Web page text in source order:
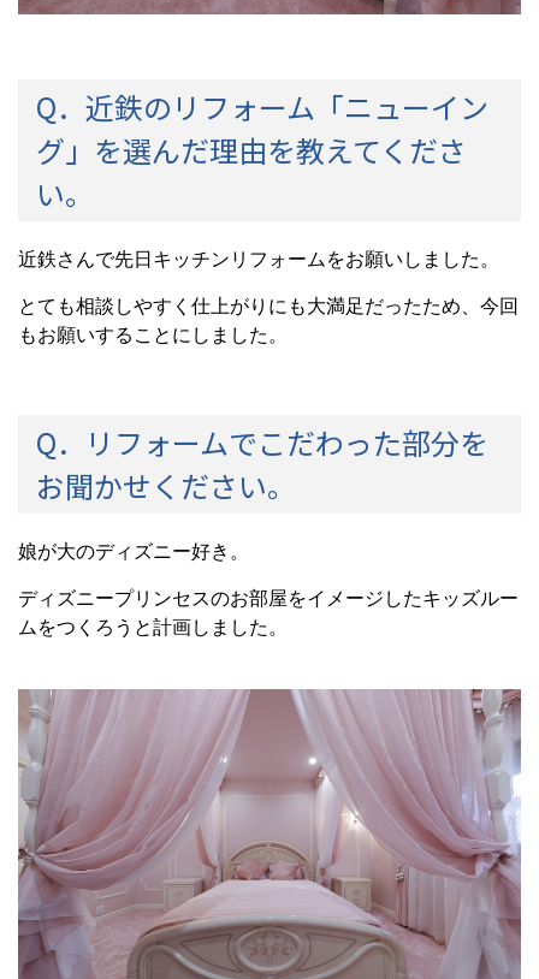
Q．近鉄のリフォーム「ニューイン
グ」を選んだ理由を教えてくださ
い。
近鉄さんで先日キッチンリフォームをお願いしました。
とても相談しやすく仕上がりにも大満足だったため、今回
もお願いすることにしました。
Q．リフォームでこだわった部分を
お聞かせください。
娘が大のディズニー好き。
ディズニープリンセスのお部屋をイメージしたキッズルー
ムをつくろうと計画しました。